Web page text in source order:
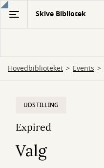
Gå
hovedindhold
Skive Bibliotek
Hovedbiblioteket Events
UDSTILLING
Expired
Valg